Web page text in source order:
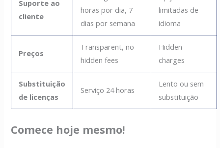
Suporte ao
cliente
horas por dia, 7
dias por semana
limitadas de
idioma
Preços
Transparent, no
hidden fees
Hidden
charges
Substituição
de licenças
Serviço 24 horas
Lento ou sem
substituição
Comece hoje mesmo!